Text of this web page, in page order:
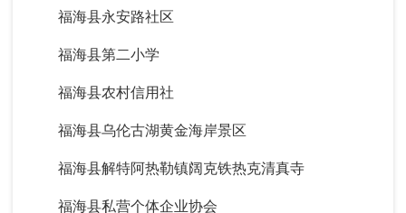
福海县永安路社区
福海县第二小学
福海县农村信用社
福海县乌伦古湖黄金海岸景区
福海县解特阿热勒镇阔克铁热克清真寺
福海县私营个体企业协会